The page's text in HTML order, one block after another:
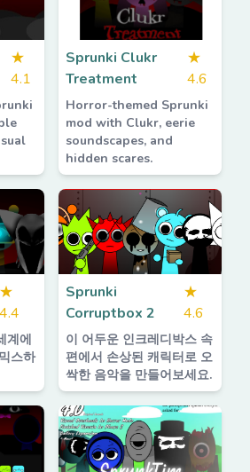
★
4.1
Sprunki Clukr
Treatment
★
4.6
Horror-themed Sprunki
mod with Clukr, eerie
soundscapes, and
hidden scares.
★
4.4
계에
스하
Sprunki
Corruptbox 2
★
4.6
이 어두운 인크레디박스 속
편에서 손상된 캐릭터로 오
싹한 음악을 만들어보세요.